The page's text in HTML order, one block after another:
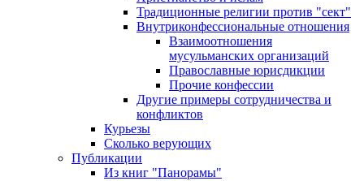
Традиционные религии против "сект"
Внутриконфессиональные отношения
Взаимоотношения
мусульманских организаций
Православные юрисдикции
Прочие конфессии
Другие примеры сотрудничества и
конфликтов
Курьезы
Сколько верующих
Публикации
Из книг "Панорамы"